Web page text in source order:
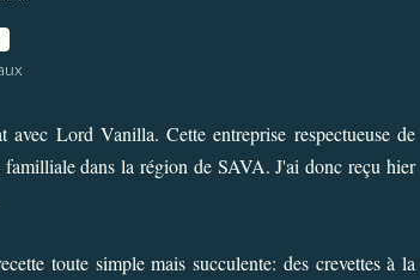
avec Lord Vanilla. Cette entreprise respectueuse de
dans la région de SAVA. J'ai donc reçu hier
toute simple mais succulente: des crevettes à la